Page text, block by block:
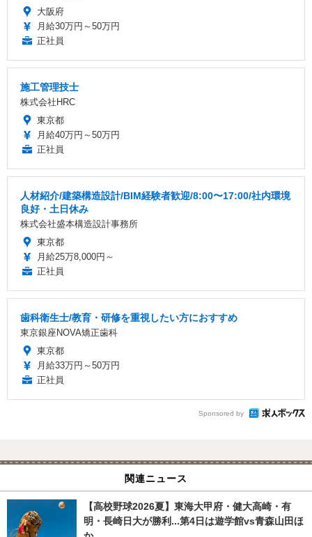
大阪府
月給30万円～50万円
正社員
施工管理技士
株式会社HRC
東京都
月給40万円～50万円
正社員
人材紹介/建築構造設計/BIM経験者歓迎/8:00〜17:00/社内環境
良好・土日休み
株式会社盛本構造設計事務所
東京都
月給25万8,000円～
正社員
歯科衛生士/教育・研修を重視したい方におすすめ
東京銀座NOVA矯正歯科
東京都
月給33万円～50万円
正社員
Sponsored by
関連ニュース
【高校野球2026夏】東海大甲府・健大高崎・有
明・長崎日大が勝利...第4日は遊学館vs青森山田ほ